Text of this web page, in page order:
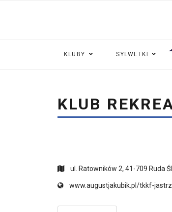
KLUBY SYLWETKI
KLUB
ul. Ratowników 2, 41-709 Ruda
www.augustjakubik.pl/tkkf-